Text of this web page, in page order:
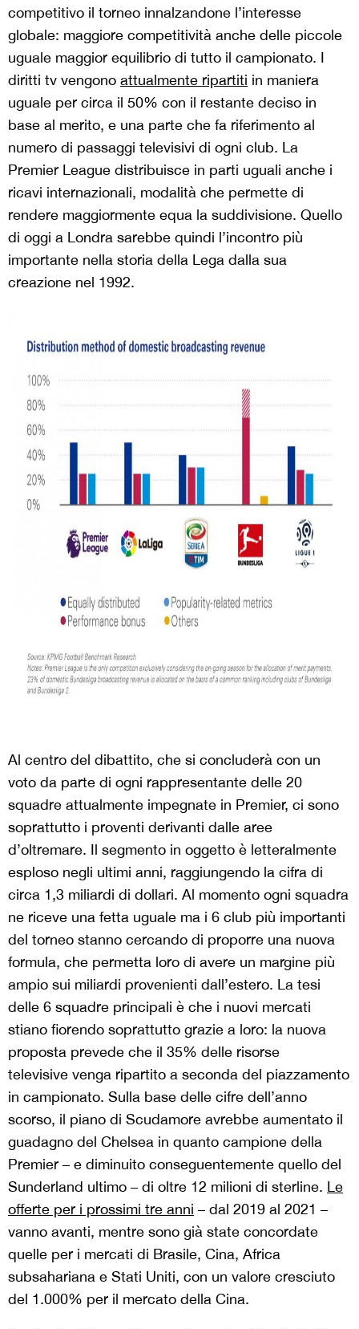
competitivo il torneo innalzandone l’interesse
globale: maggiore competitività anche delle piccole
uguale maggior equilibrio di tutto il campionato. I
diritti tv vengono attualmente ripartiti in maniera
uguale per circa il 50% con il restante deciso in
base al merito, e una parte che fa riferimento al
numero di passaggi televisivi di ogni club. La
Premier League distribuisce in parti uguali anche i
ricavi internazionali, modalità che permette di
rendere maggiormente equa la suddivisione. Quello
di oggi a Londra sarebbe quindi l’incontro più
importante nella storia della Lega dalla sua
creazione nel 1992.
Al centro del dibattito, che si concluderà con un
voto da parte di ogni rappresentante delle 20
squadre attualmente impegnate in Premier, ci sono
soprattutto i proventi derivanti dalle aree
d’oltremare. Il segmento in oggetto è letteralmente
esploso negli ultimi anni, raggiungendo la cifra di
circa 1,3 miliardi di dollari. Al momento ogni squadra
ne riceve una fetta uguale ma i 6 club più importanti
del torneo stanno cercando di proporre una nuova
formula, che permetta loro di avere un margine più
ampio sui miliardi provenienti dall’estero. La tesi
delle 6 squadre principali è che i nuovi mercati
stiano fiorendo soprattutto grazie a loro: la nuova
proposta prevede che il 35% delle risorse
televisive venga ripartito a seconda del piazzamento
in campionato. Sulla base delle cifre dell’anno
scorso, il piano di Scudamore avrebbe aumentato il
guadagno del Chelsea in quanto campione della
Premier – e diminuito conseguentemente quello del
Sunderland ultimo – di oltre 12 milioni di sterline. Le
offerte per i prossimi tre anni – dal 2019 al 2021 –
vanno avanti, mentre sono già state concordate
quelle per i mercati di Brasile, Cina, Africa
subsahariana e Stati Uniti, con un valore cresciuto
del 1.000% per il mercato della Cina.